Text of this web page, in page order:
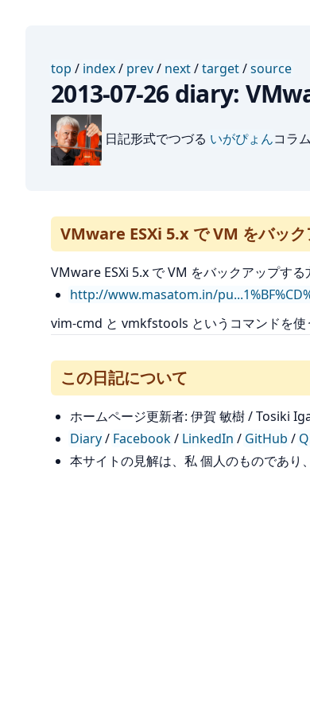
top / index/ prev/ next/target/source
2013-07-26 diary:
日記形式でつづる いがぴょんコラ
VMware ESXi 5.x で VM をバッ
VMware ESXi 5.x で VM をバックアップす
http://www.masatom.in/
vim-cmd と vmkfstools というコマンドを使
この日記について
ホームページ更新者: 伊賀 敏樹 / Tosiki
Diary/ Facebook/ LinkedIn / GitHub /
本サイトの見解は、私 個人のものであり